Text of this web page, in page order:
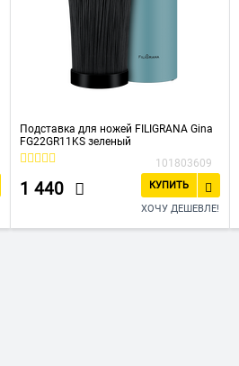
Подставка для ножей FILIGRANA Gina
FG22GR11KS зеленый
101803609
1 440
КУПИТЬ
ХОЧУ ДЕШЕВЛЕ!